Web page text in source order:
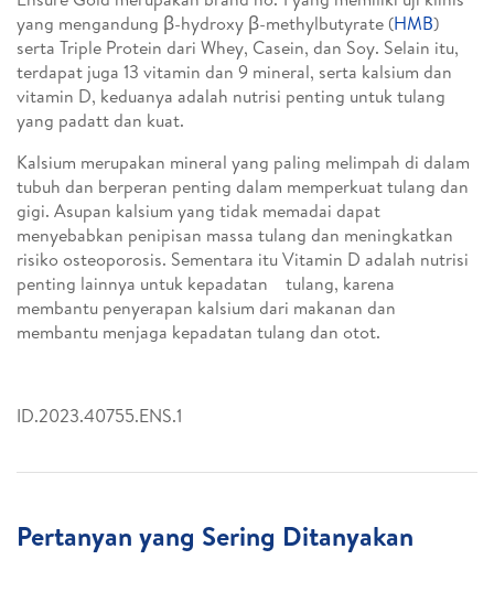
yang mengandung ꞵ-hydroxy ꞵ-methylbutyrate (HMB)
serta Triple Protein dari Whey, Casein, dan Soy. Selain itu,
terdapat juga 13 vitamin dan 9 mineral, serta kalsium dan
vitamin D, keduanya adalah nutrisi penting untuk tulang
yang padatt dan kuat.
Kalsium merupakan mineral yang paling melimpah di dalam
tubuh dan berperan penting dalam memperkuat tulang dan
gigi. Asupan kalsium yang tidak memadai dapat
menyebabkan penipisan massa tulang dan meningkatkan
risiko osteoporosis. Sementara itu Vitamin D adalah nutrisi
penting lainnya untuk kepadatan tulang, karena
membantu penyerapan kalsium dari makanan dan
membantu menjaga kepadatan tulang dan otot.
ID.2023.40755.ENS.1
Pertanyan yang Sering Ditanyakan